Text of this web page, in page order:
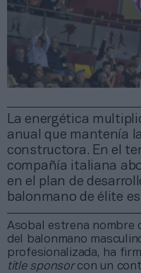
La energética
anual que mantenía
constructora. En el
compañía italiana
en el plan de
balonmano de élite
Asobal estrena nombre
del balonmano
profesionalizada, ha
title sponsorcon un